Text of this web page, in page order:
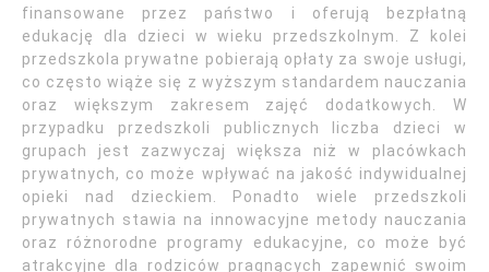
finansowane przez państwo i oferują bezpłatną
edukację dla dzieci w wieku przedszkolnym. Z kolei
przedszkola prywatne pobierają opłaty za swoje usługi,
co często wiąże się z wyższym standardem nauczania
oraz większym zakresem zajęć dodatkowych. W
przypadku przedszkoli publicznych liczba dzieci w
grupach jest zazwyczaj większa niż w placówkach
prywatnych, co może wpływać na jakość indywidualnej
opieki nad dzieckiem. Ponadto wiele przedszkoli
prywatnych stawia na innowacyjne metody nauczania
oraz różnorodne programy edukacyjne, co może być
atrakcyjne dla rodziców pragnących zapewnić swoim